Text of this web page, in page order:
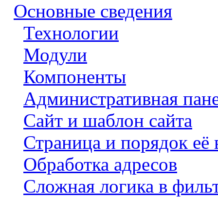
Основные сведения
Технологии
Модули
Компоненты
Административная
Сайт и шаблон сайта
Страница и порядок её
Обработка адресов
Сложная логика в